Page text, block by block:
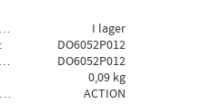
Lagerstatus
I lager
DO6052P012
Tillv. artikelnr
DO6052P012
0,09 kg
Tillverkare
ACTION